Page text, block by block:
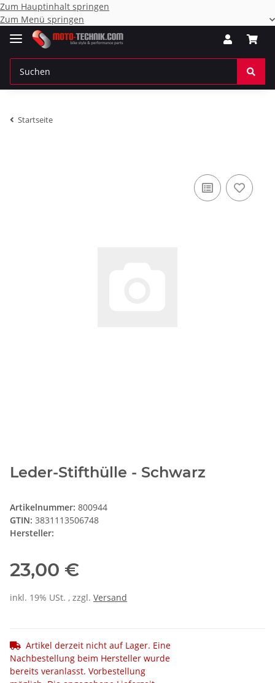
Zum Hauptinhalt springen
Zum Menü springen
Startseite
Leder-Stifthülle - Schwarz
Artikelnummer: 800944
GTIN: 3831113506748
Hersteller:
23,00 €
inkl. 19% USt. , zzgl. Versand
Artikel derzeit nicht auf Lager. Eine
Nachbestellung beim Hersteller wurde
bereits veranlasst. Vorbestellung